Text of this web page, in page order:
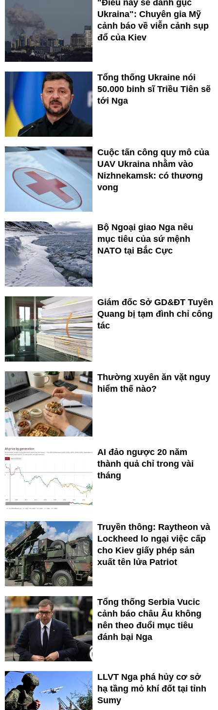
"Điều này sẽ đánh gục
Ukraina": Chuyên gia Mỹ
cảnh báo về viễn cảnh sụp
đổ của Kiev
Tổng thống Ukraine nói
50.000 binh sĩ Triều Tiên sẽ
tới Nga
Cuộc tấn công quy mô của
UAV Ukraina nhằm vào
Nizhnekamsk: có thương
vong
Bộ Ngoại giao Nga nêu
mục tiêu của sứ mệnh
NATO tại Bắc Cực
Giám đốc Sở GD&ĐT Tuyên
Quang bị tạm đình chỉ công
tác
Thường xuyên ăn vặt nguy
hiểm thế nào?
AI đảo ngược 20 năm
thành quả chỉ trong vài
tháng
Truyền thông: Raytheon và
Lockheed lo ngại việc cấp
cho Kiev giấy phép sản
xuất tên lửa Patriot
Tổng thống Serbia Vucic
cảnh báo châu Âu không
nên theo đuổi mục tiêu
đánh bại Nga
LLVT Nga phá hủy cơ sở
hạ tầng mỏ khí đốt tại tỉnh
Sumy